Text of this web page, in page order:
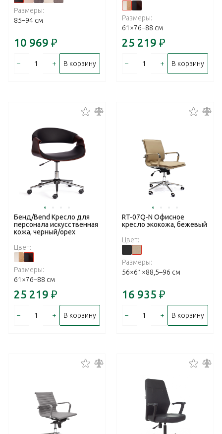
Размеры:
85–94 см
10 969 ₽
– + В корзину
Размеры:
61×76–88 см
25 219 ₽
– + В корзину
Бенд/Bend Кресло для
персонала искусственная
кожа, черный/орех
Цвет:
Размеры:
61×76–88 см
25 219 ₽
– + В корзину
RT-07Q-N Офисное
кресло экокожа, бежевый
Цвет:
Размеры:
56×61×88,5–96 см
16 935 ₽
– + В корзину